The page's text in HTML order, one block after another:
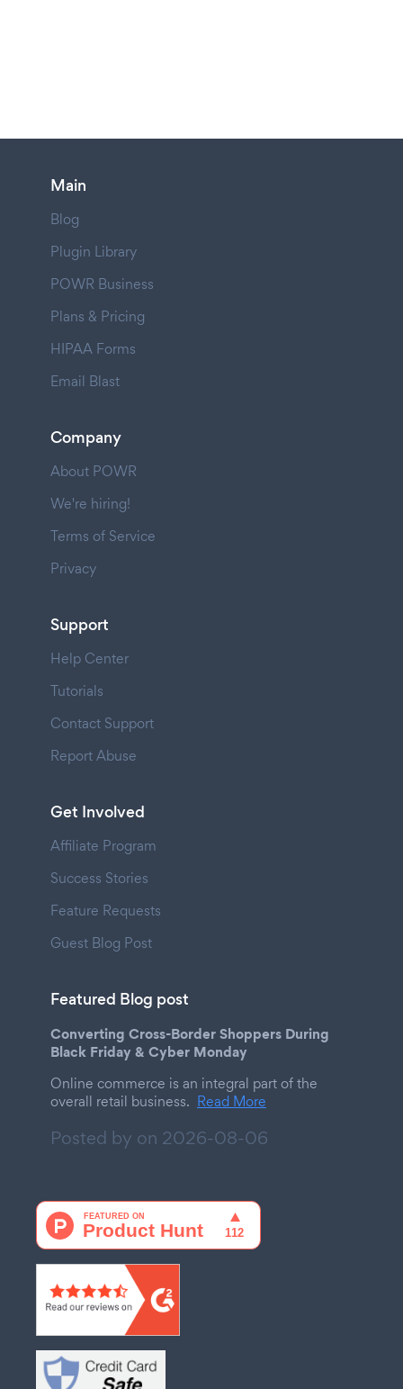
Main
Blog
Plugin Library
POWR Business
Plans & Pricing
HIPAA Forms
Email Blast
Company
About POWR
We're hiring!
Terms of Service
Privacy
Support
Help Center
Tutorials
Contact Support
Report Abuse
Get Involved
Affiliate Program
Success Stories
Feature Requests
Guest Blog Post
Featured Blog post
Converting Cross-Border Shoppers During
Black Friday & Cyber Monday
Online commerce is an integral part of the
overall retail business. Read More
Posted by on 2026-08-06